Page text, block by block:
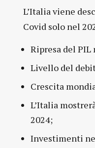
L’Italia viene
Covid solo nel
Ripresa del PIL
Livello del
Crescita
L’Italia
2024;
Investimenti